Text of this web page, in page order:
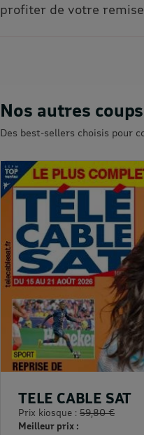
profiter de votre
Nos autres
Des best-sellers choisis pour
TELE CABLE SAT
Prix kiosque : 59,80 €
Meilleur prix :